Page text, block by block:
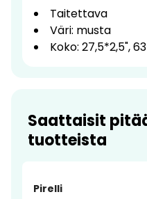
Taitettava
Väri: musta
Koko: 27,5*2,5",
Saattaisit
tuotteista
Pirelli